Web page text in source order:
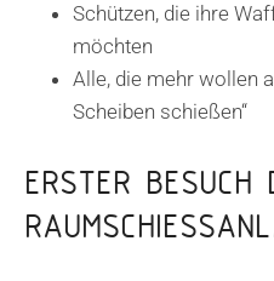
Schützen, die ihre
möchten
Alle, die mehr wollen
Scheiben schießen“
ERSTER BESUCH